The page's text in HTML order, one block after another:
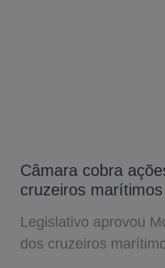
Câmara cobra
cruzeiros marítimos
Legislativo aprovou
dos cruzeiros